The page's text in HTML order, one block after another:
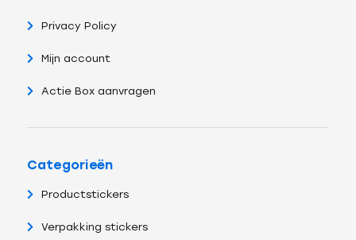
Privacy Policy
Mijn account
Actie Box aanvragen
Categorieën
Productstickers
Verpakking stickers